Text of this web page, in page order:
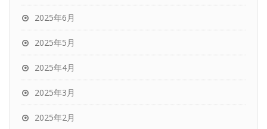
2025年6月
2025年5月
2025年4月
2025年3月
2025年2月